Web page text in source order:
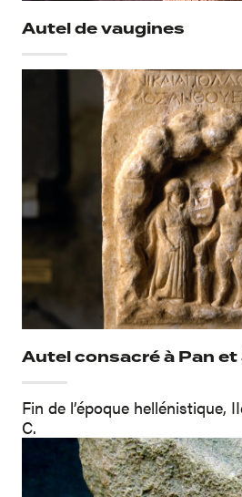
Autel de vaugines
Autel consacré à Pan et
Fin de l’époque hellénistique,
C.